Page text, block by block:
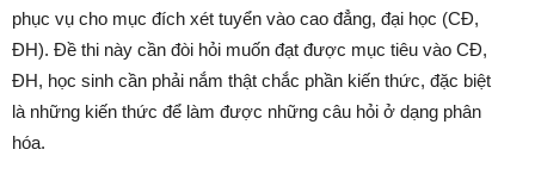
phục vụ cho mục đích xét tuyển vào cao đẳng, đại học (CĐ,
ĐH). Đề thi này cần đòi hỏi muốn đạt được mục tiêu vào CĐ,
ĐH, học sinh cần phải nắm thật chắc phần kiến thức, đặc biệt
là những kiến thức để làm được những câu hỏi ở dạng phân
hóa.